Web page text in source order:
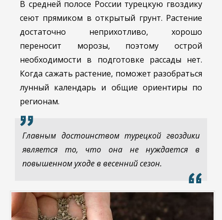
В средней полосе России турецкую гвоздику
сеют прямиком в открытый грунт. Растение
достаточно неприхотливо, хорошо
переносит морозы, поэтому острой
необходимости в подготовке рассады нет.
Когда сажать растение, поможет разобраться
лунный календарь и общие ориентиры по
регионам.
Главным достоинством турецкой гвоздики
является то, что она не нуждается в
повышенном уходе в весенний сезон.